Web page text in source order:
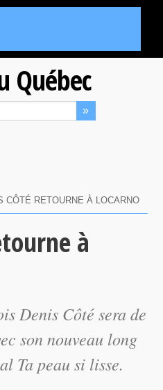
Québec
CÔTÉ RETOURNE À LOCARNO
à
Denis Côté sera de
son nouveau long
Ta peau si lisse.